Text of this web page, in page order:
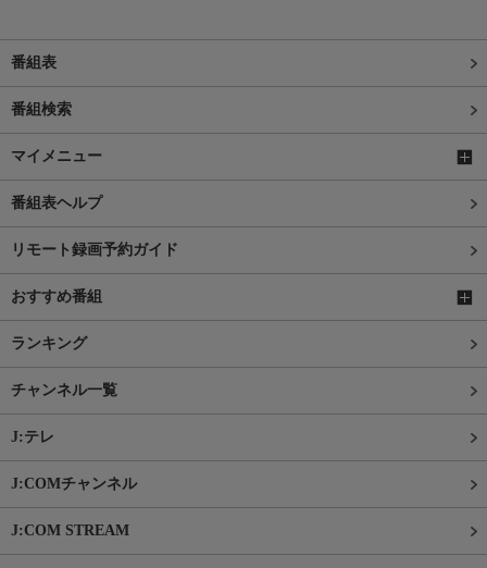
番組表
番組検索
マイメニュー
番組表ヘルプ
リモート録画予約ガイド
おすすめ番組
ランキング
チャンネル一覧
J:テレ
J:COMチャンネル
J:COM STREAM